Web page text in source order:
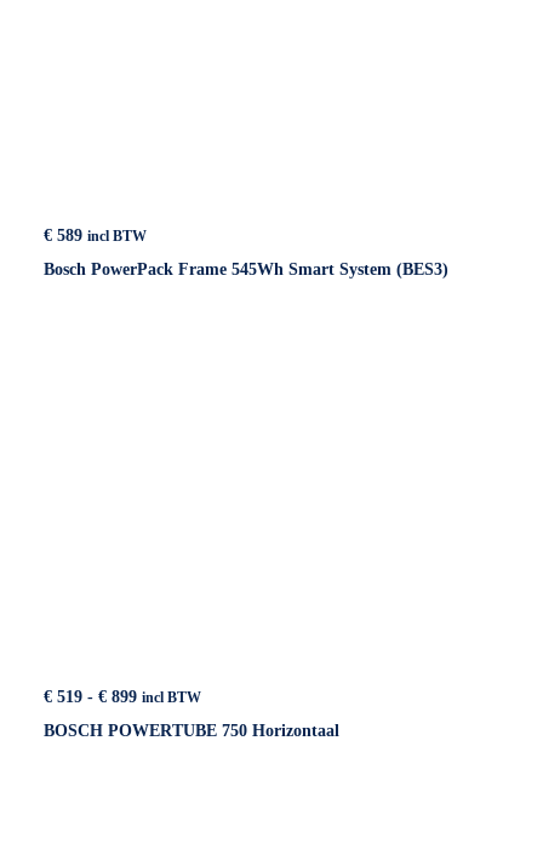
€ 589 incl BTW
Bosch PowerPack Frame 545Wh Smart System (BES3)
€ 519 - € 899Prijsklasse:
tot
incl BTW
BOSCH POWERTUBE 750 Horizontaal